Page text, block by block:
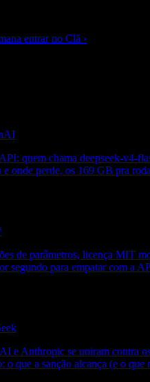
entrar no Clã ›
quem chama deepseek-v4-
perde, os 169 GB pra
de parâmetros, licença
para empatar com a
Anthropic se uniram contra
que a sanção alcança (e o que